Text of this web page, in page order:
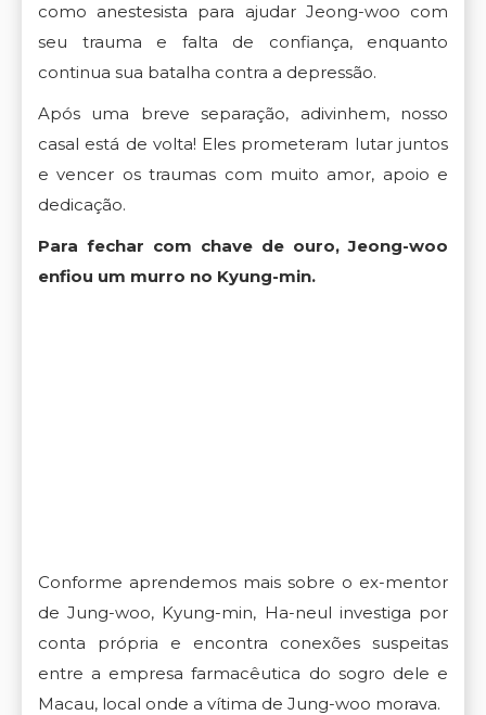
como anestesista para ajudar Jeong-woo com
seu trauma e falta de confiança, enquanto
continua sua batalha contra a depressão.
Após uma breve separação, adivinhem, nosso
casal está de volta! Eles prometeram lutar juntos
e vencer os traumas com muito amor, apoio e
dedicação.
Para fechar com chave de ouro, Jeong-woo
enfiou um murro no Kyung-min.
Conforme aprendemos mais sobre o ex-mentor
de Jung-woo, Kyung-min, Ha-neul investiga por
conta própria e encontra conexões suspeitas
entre a empresa farmacêutica do sogro dele e
Macau, local onde a vítima de Jung-woo morava.